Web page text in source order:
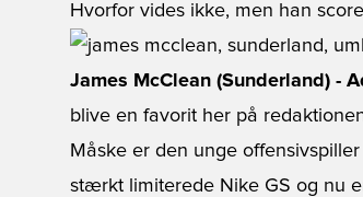
Hvorfor vides ikke, men han
James McClean (Sunderland) -
blive en favorit her på
Måske er den unge
stærkt limiterede Nike GS og nu